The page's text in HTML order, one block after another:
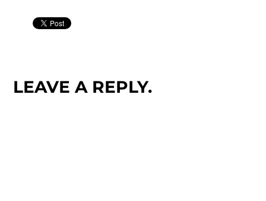
LEAVE A REPLY.